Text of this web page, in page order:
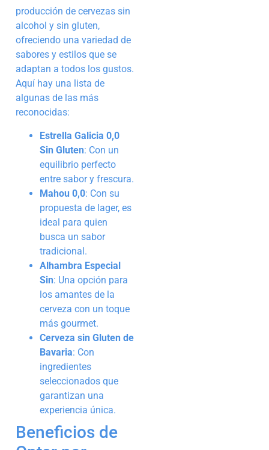
producción de cervezas sin
alcohol y sin gluten,
ofreciendo una variedad de
sabores y estilos que se
adaptan a todos los gustos.
Aquí hay una lista de
algunas de las más
reconocidas:
Estrella Galicia 0,0
Sin Gluten: Con un
equilibrio perfecto
entre sabor y frescura.
Mahou 0,0: Con su
propuesta de lager, es
ideal para quien
busca un sabor
tradicional.
Alhambra Especial
Sin: Una opción para
los amantes de la
cerveza con un toque
más gourmet.
Cerveza sin Gluten de
Bavaria: Con
ingredientes
seleccionados que
garantizan una
experiencia única.
Beneficios de